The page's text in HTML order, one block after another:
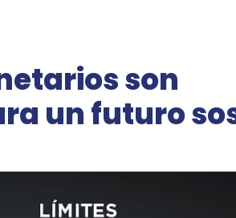
son
un futuro